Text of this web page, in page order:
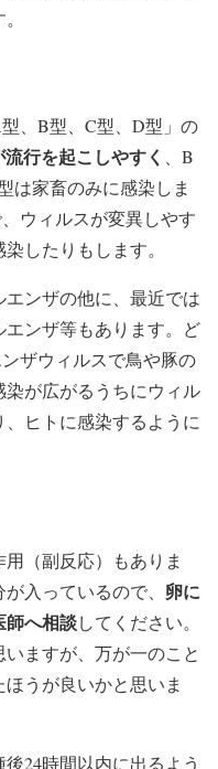
、B型、C型、D型」の
行を起こしやすく
、B
は家畜のみに感染しま
ウィルスが変異しやす
したりもします。
ンザの他に、最近では
ンザ等もあります。ど
ザウィルスで鳥や豚の
が広がるうちにウィル
ヒトに感染するように
（副反応）もありま
入っているので、 卵に
師へ相談してください。
ますが、万が一のこと
うが良いかと思いま
24時間以内に出るよう